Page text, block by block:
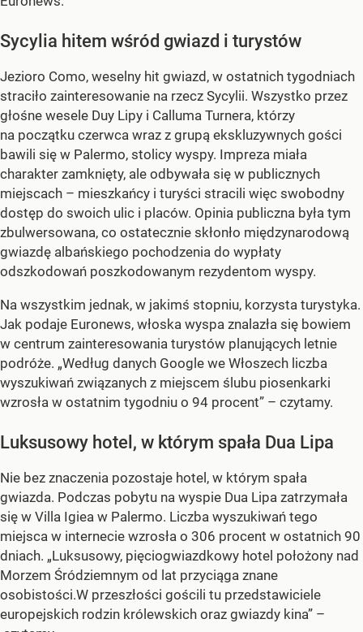
Sycylia hitem wśród gwiazd i turystów
Jezioro Como, weselny hit gwiazd, w ostatnich tygodniach
straciło zainteresowanie na rzecz Sycylii. Wszystko przez
głośne wesele Duy Lipy i Calluma Turnera, którzy
na początku czerwca wraz z grupą ekskluzywnych gości
bawili się w Palermo, stolicy wyspy. Impreza miała
charakter zamknięty, ale odbywała się w publicznych
miejscach – mieszkańcy i turyści stracili więc swobodny
dostęp do swoich ulic i placów. Opinia publiczna była tym
zbulwersowana, co ostatecznie skłonło międzynarodową
gwiazdę albańskiego pochodzenia do wypłaty
odszkodowań poszkodowanym rezydentom wyspy.
Na wszystkim jednak, w jakimś stopniu, korzysta turystyka.
Jak podaje Euronews, włoska wyspa znalazła się bowiem
w centrum zainteresowania turystów planujących letnie
podróże. „Według danych Google we Włoszech liczba
wyszukiwań związanych z miejscem ślubu piosenkarki
wzrosła w ostatnim tygodniu o 94 procent” – czytamy.
Luksusowy hotel, w którym spała Dua Lipa
Nie bez znaczenia pozostaje hotel, w którym spała
gwiazda. Podczas pobytu na wyspie Dua Lipa zatrzymała
się w Villa Igiea w Palermo. Liczba wyszukiwań tego
miejsca w internecie wzrosła o 306 procent w ostatnich 90
dniach. „Luksusowy, pięciogwiazdkowy hotel położony nad
Morzem Śródziemnym od lat przyciąga znane
osobistości.W przeszłości gościli tu przedstawiciele
europejskich rodzin królewskich oraz gwiazdy kina” –